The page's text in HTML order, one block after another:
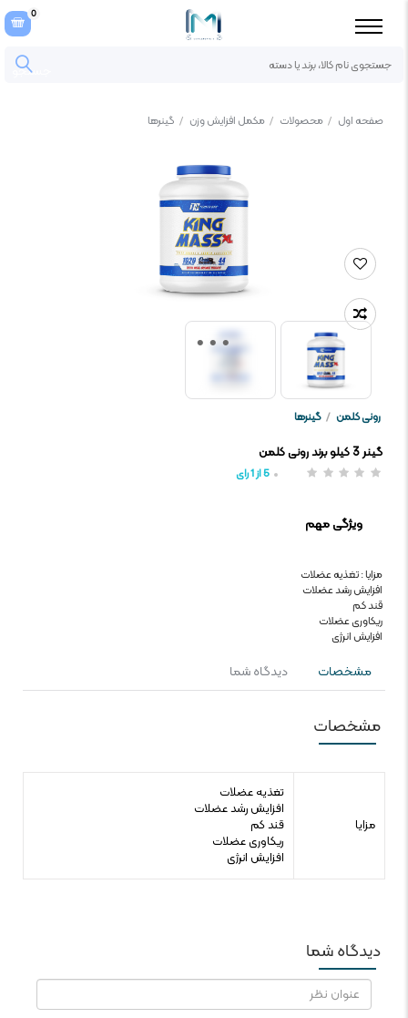
جستجو
0
صفحه اول / محصولات / مکمل افزایش وزن / گینرها
رونی کلمن / گینرها
گینر 3 کیلو برند رونی کلمن
5از1رای
ویژگی مهم
مزایا : تغذیه عضلات
افزایش رشد عضلات
قند کم
ریکاوری عضلات
افزایش انرژی
مشخصات دیدگاه شما
مشخصات
مزایا
تغذیه عضلات
افزایش رشد عضلات
قند کم
ریکاوری عضلات
افزایش انرژی
دیدگاه شما